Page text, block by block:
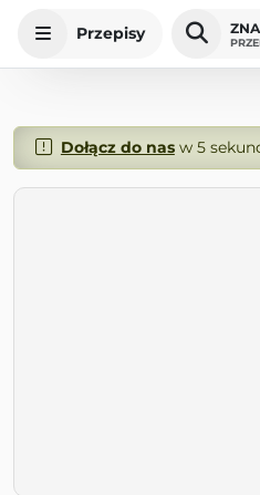
Przepisy
Dołącz do nasw 5